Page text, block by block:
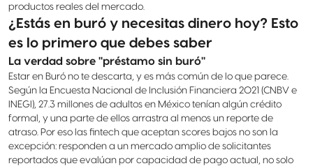
productos reales del mercado.
¿Estás en buró y necesitas dinero hoy? Esto
es lo primero que debes saber
La verdad sobre "préstamo sin buró"
Estar en Buró no te descarta, y es más común de lo que parece.
Según la Encuesta Nacional de Inclusión Financiera 2021 (CNBV e
INEGI), 27.3 millones de adultos en México tenían algún crédito
formal, y una parte de ellos arrastra al menos un reporte de
atraso. Por eso las fintech que aceptan scores bajos no son la
excepción: responden a un mercado amplio de solicitantes
reportados que evalúan por capacidad de pago actual, no solo